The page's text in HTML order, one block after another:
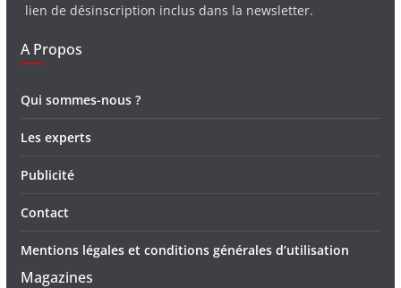
lien de désinscription inclus dans la newsletter.
A Propos
Qui sommes-nous ?
Les experts
Publicité
Contact
Mentions légales et conditions générales d’utilisation
Magazines